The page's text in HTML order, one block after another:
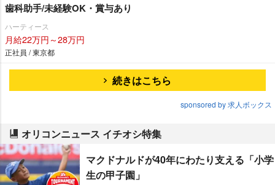
歯科助手/未経験OK・賞与あり
ハーティース
月給22万円～28万円
正社員 / 東京都
続きはこちら
sponsored by 求人ボックス
オリコンニュース イチオシ特集
マクドナルドが40年にわたり支える「小学
生の甲子園」